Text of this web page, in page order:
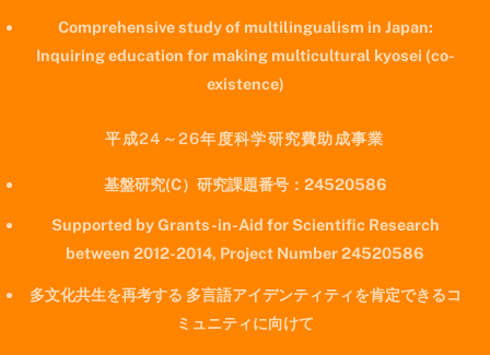
Comprehensive study of multilingualism in Japan:
Inquiring education for making multicultural kyosei (co-
existence)
平成24～26年度科学研究費助成事業
基盤研究(C）研究課題番号：24520586
Supported by Grants-in-Aid for Scientific Research
between 2012-2014, Project Number 24520586
多文化共生を再考する 多言語アイデンティティを肯定できるコ
ミュニティに向けて